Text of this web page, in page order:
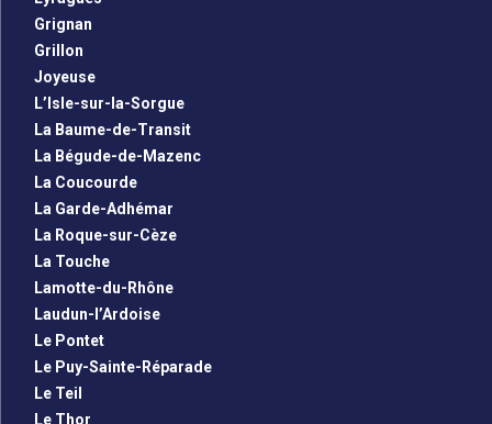
Grignan
Grillon
Joyeuse
L’Isle-sur-la-Sorgue
La Baume-de-Transit
La Bégude-de-Mazenc
La Coucourde
La Garde-Adhémar
La Roque-sur-Cèze
La Touche
Lamotte-du-Rhône
Laudun-l’Ardoise
Le Pontet
Le Puy-Sainte-Réparade
Le Teil
Le Thor